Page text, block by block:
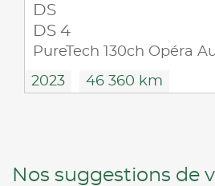
DS
DS 4
PureTech 130ch Opéra
2023 46 360 km
Nos suggestions de